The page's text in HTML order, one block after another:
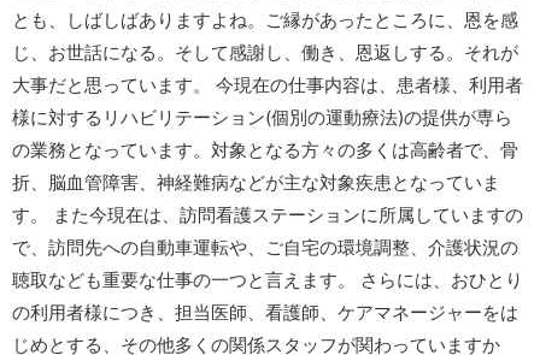
とも、しばしばありますよね。ご縁があったところに、恩を感
じ、お世話になる。そして感謝し、働き、恩返しする。それが
大事だと思っています。 今現在の仕事内容は、患者様、利用者
様に対するリハビリテーション(個別の運動療法)の提供が専ら
の業務となっています。対象となる方々の多くは高齢者で、骨
折、脳血管障害、神経難病などが主な対象疾患となっていま
す。 また今現在は、訪問看護ステーションに所属していますの
で、訪問先への自動車運転や、ご自宅の環境調整、介護状況の
聴取なども重要な仕事の一つと言えます。 さらには、おひとり
の利用者様につき、担当医師、看護師、ケアマネージャーをは
じめとする、その他多くの関係スタッフが関わっていますか